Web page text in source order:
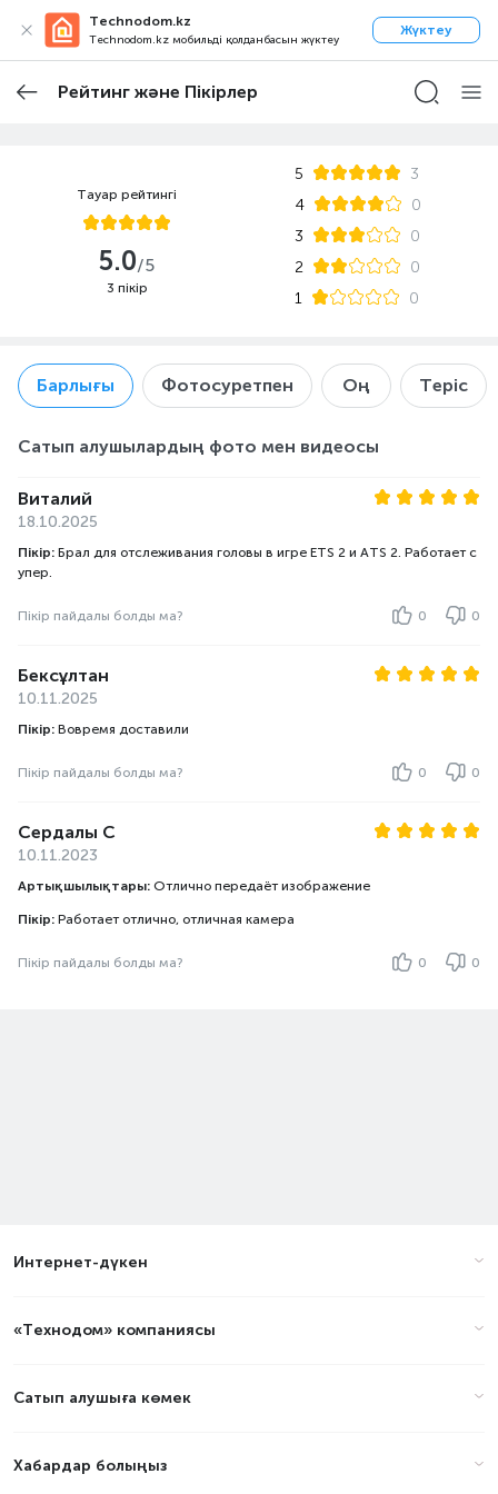
Technodom.kz
Technodom.kz мобильді қолданбасын жүктеу
Жүктеу
Рейтинг және Пікірлер
Барлығы Фотосуретпен Оң Теріс
Сатып алушылардың фото мен видеосы
Виталий
18.10.2025
Пікір: Брал для отслеживания головы в игре ETS 2 и ATS 2. Работает с
упер.
Пікір пайдалы болды ма? 0 0
Бексұлтан
10.11.2025
Пікір: Вовремя доставили
Пікір пайдалы болды ма? 0 0
Сердалы С
10.11.2023
Артықшылықтары: Отлично передаёт изображение
Пікір: Работает отлично, отличная камера
Пікір пайдалы болды ма? 0 0
Тауар рейтингі
5.0/5
3 пікір
5
3
4
0
3
0
2
0
1
0
Интернет-дүкен
«Технодом» компаниясы
Сатып алушыға көмек
Хабардар болыңыз